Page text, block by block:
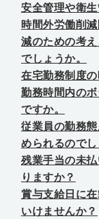
安全管理や衛
時間外労働削
減のための考
でしょうか。
在宅勤務制度
勤務時間内の
ですか。
従業員の勤務
められるのでし
残業手当の未
りますか？
賞与支給日に
いけませんか？